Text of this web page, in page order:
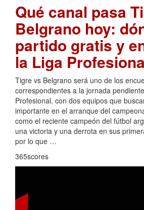
Qué canal pasa
Belgrano hoy:
partido gratis y
la Liga
Tigre vs Belgrano será uno de los
correspondientes a la jornada
Profesional, con dos equipos que
importante en el arranque del
como el reciente campeón del fútbol
una victoria y una derrota en sus
por lo que …
365scores